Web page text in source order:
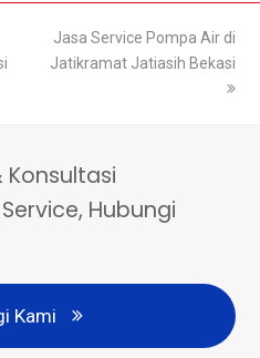
next
post:
Jasa Service Pompa Air di
Jatikramat Jatiasih Bekasi
Konsultasi
Hubungi
Kami